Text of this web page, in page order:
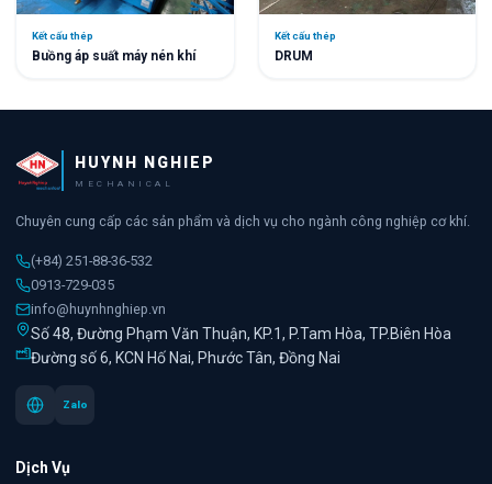
Kết cấu thép
Buồng áp suất máy nén khí
Kết cấu thép
DRUM
HUYNH NGHIEP
MECHANICAL
Chuyên cung cấp các sản phẩm và dịch vụ cho ngành công nghiệp cơ khí.
(+84) 251-88-36-532
0913-729-035
info@huynhnghiep.vn
Số 48, Đường Phạm Văn Thuận, KP.1, P.Tam Hòa, TP.Biên Hòa
Đường số 6, KCN Hố Nai, Phước Tân, Đồng Nai
Zalo
Dịch Vụ